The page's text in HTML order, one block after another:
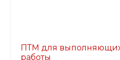
ПТМ для
работы